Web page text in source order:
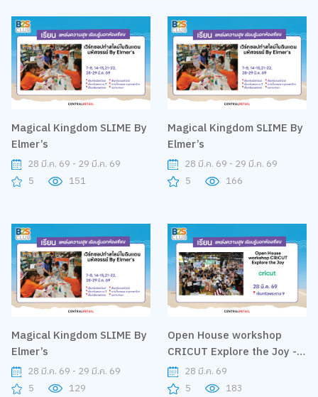
Magical Kingdom SLIME By
Elmer’s
28 มี.ค. 69 - 29 มี.ค. 69
5
151
Magical Kingdom SLIME By
Elmer’s
28 มี.ค. 69 - 29 มี.ค. 69
5
166
Magical Kingdom SLIME By
Elmer’s
28 มี.ค. 69 - 29 มี.ค. 69
5
129
Open House workshop
CRICUT Explore the Joy -
By CRICUT
28 มี.ค. 69
5
183